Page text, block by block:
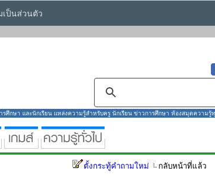
เป็นส่วนตัว
ศึกษา และนักเรียน แหล่งความรู้สำหรับครู นักเรียน ข่าวการศึกษา ห้องสมุดความรู้
ตั้งกระทู้คำถามใหม่ กลับหน้าที่แล้ว